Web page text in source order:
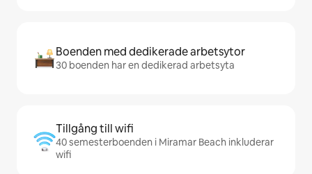
Boenden med dedikerade arbetsytor
30 boenden har en dedikerad arbetsyta
Tillgång till wifi
40 semesterboenden i Miramar Beach inkluderar
wifi